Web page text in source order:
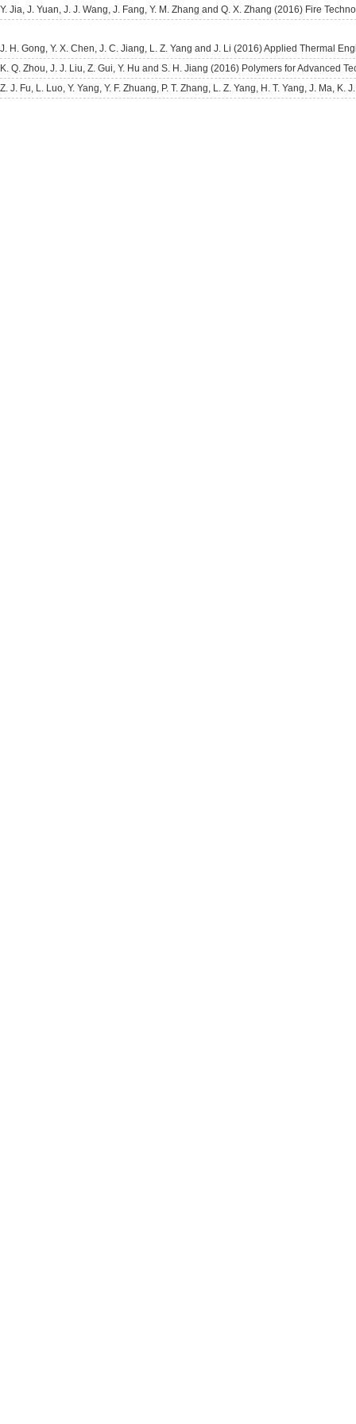
Y. Jia, J. Yuan, J. J. Wang, J. Fang, Y. M. Zhang and Q. X. Zhang (2016) Fire
J. H. Gong, Y. X. Chen, J. C. Jiang, L. Z. Yang and J. Li (2016) Applied Thermal
K. Q. Zhou, J. J. Liu, Z. Gui, Y. Hu and S. H. Jiang (2016) Polymers for Advanced
Z. J. Fu, L. Luo, Y. Yang, Y. F. Zhuang, P. T. Zhang, L. Z. Yang, H. T. Yang, J. Ma,